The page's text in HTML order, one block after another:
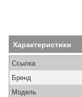
Характеристики
Ссылка
Бренд
Модель